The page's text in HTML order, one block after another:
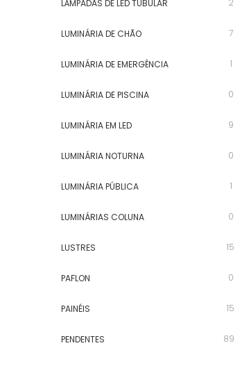
LÂMPADAS DE LED TUBULAR 2
LUMINÁRIA DE CHÃO 7
LUMINÁRIA DE EMERGÊNCIA 1
LUMINÁRIA DE PISCINA 0
LUMINÁRIA EM LED 9
LUMINÁRIA NOTURNA 0
LUMINÁRIA PÚBLICA 1
LUMINÁRIAS COLUNA 0
LUSTRES 15
PAFLON 0
PAINÉIS 15
PENDENTES 89